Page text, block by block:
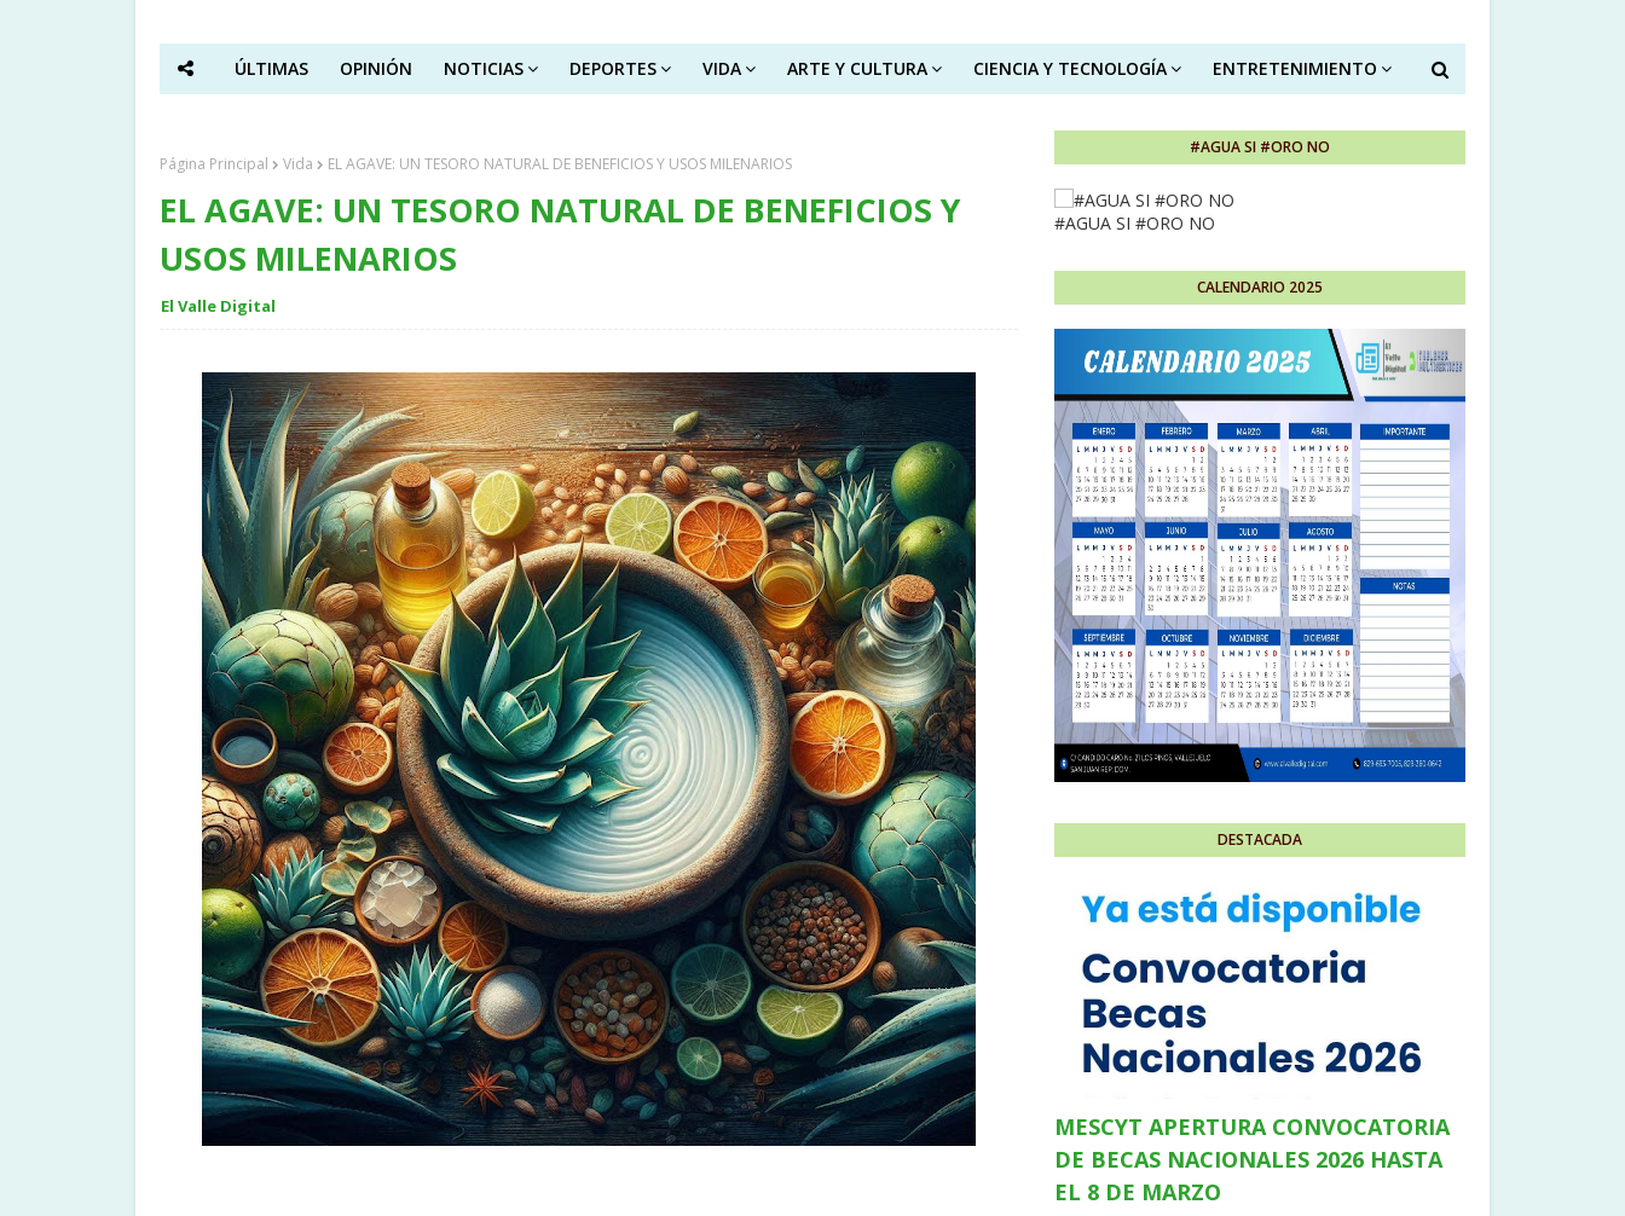
ÚLTIMAS OPINIÓN NOTICIAS DEPORTES VIDA ARTE Y CULTURA CIENCIA Y TECNOLOGÍA ENTRETENIMIENTO
Página Principal Vida EL AGAVE: UN TESORO NATURAL DE BENEFICIOS Y USOS MILENARIOS
EL AGAVE: UN TESORO NATURAL DE BENEFICIOS Y
USOS MILENARIOS
El Valle Digital
#AGUA SI #ORO NO
#AGUA SI #ORO NO
CALENDARIO 2025
DESTACADA
MESCYT APERTURA CONVOCATORIA
DE BECAS NACIONALES 2026 HASTA
EL 8 DE MARZO